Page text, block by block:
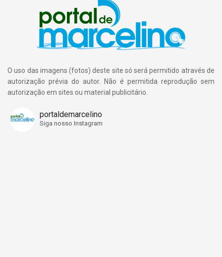
O uso das imagens (fotos) deste site só será permitido através de
autorização prévia do autor. Não é permitida reprodução sem
autorização em sites ou material publicitário.
portaldemarcelino
Siga nosso Instagram